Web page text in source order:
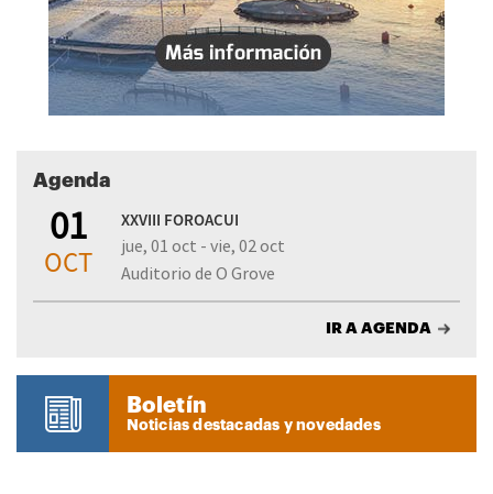
Agenda
01
OCT
XXVIII FOROACUI
jue, 01 oct - vie, 02 oct
Auditorio de O Grove
IR A AGENDA
Boletín
Noticias destacadas y novedades